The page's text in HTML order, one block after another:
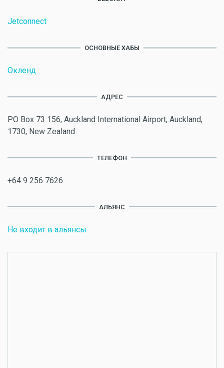
Jetconnect
ОСНОВНЫЕ ХАБЫ
Окленд
АДРЕС
PO Box 73 156, Auckland International Airport, Auckland,
1730, New Zealand
ТЕЛЕФОН
+64 9 256 7626
АЛЬЯНС
Не входит в альянсы